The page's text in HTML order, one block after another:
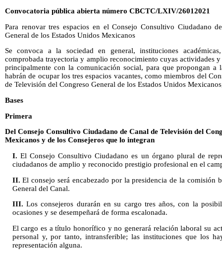
Convocatoria pública abierta número CBCTC/LXIV/26012021
Para renovar tres espacios en el Consejo Consultivo Ciudadano
General de los Estados Unidos Mexicanos
Se convoca a la sociedad en general, instituciones
comprobada trayectoria y amplio reconocimiento cuyas actividades
principalmente con la comunicación social, para que propongan a
habrán de ocupar los tres espacios vacantes, como miembros del
de Televisión del Congreso General de los Estados Unidos
Bases
Primera
Del Consejo Consultivo Ciudadano de Canal de Televisión del
Mexicanos y de los Consejeros que lo integran
I. El Consejo Consultivo Ciudadano es un órgano plural de
ciudadanos de amplio y reconocido prestigio profesional en el
II. El consejo será encabezado por la presidencia de la comisión
General del Canal.
III. Los consejeros durarán en su cargo tres años, con la
ocasiones y se desempeñará de forma escalonada.
El cargo es a título honorífico y no generará relación laboral su
personal y, por tanto, intransferible; las instituciones que los
representación alguna.